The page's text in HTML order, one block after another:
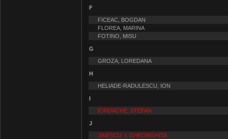
F
FICEAC, BOGDAN
FLOREA, MARINA
FOTINO, MISU
G
GROZA, LOREDANA
H
HELIADE-RADULESCU, ION
I
IORDACHE, STEFAN
J
JINESCU, I. GHEORGHITA